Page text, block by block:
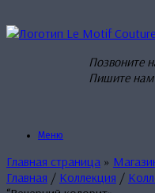
к
Позвоните
Пишите
Меню
Главная страница »
Главная / Коллекция /